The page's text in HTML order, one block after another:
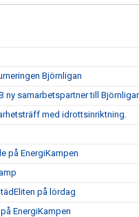
Björnligan
ny samarbetspartner till
med idrottsinriktning.
på EnergiKampen
på lördag
EnergiKampen